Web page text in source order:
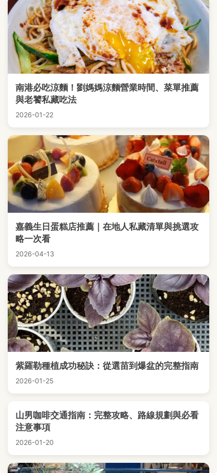
南港必吃涼麵！劉媽媽涼麵營業時間、菜單推薦
與老饕私藏吃法
2026-01-22
嘉義生日蛋糕店推薦｜在地人私藏清單與挑選攻
略一次看
2026-04-13
紫羅勒種植成功秘訣：從選苗到爆盆的完整指南
2026-01-25
山男咖啡交通指南：完整攻略、路線規劃與必看
注意事項
2026-01-20